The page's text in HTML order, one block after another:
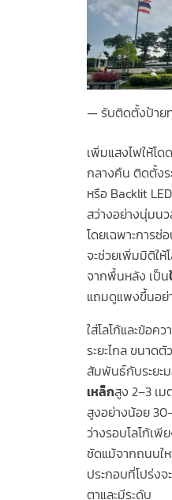
รับติดตั้งป้าย
เพิ่มแสงไฟให้โ
กลางคืน ติดตั้ง
หรือ Backlit
สว่างอย่างนุ่มน
โดยเฉพาะการ
จะช่วยเพิ่มมิติให้
จากพื้นหลัง เป็น
แถมดูแพงขึ้นอย่
ใส่โลโก้และข้อค
ระยะไกล ขนาด
สัมพันธ์กับระยะ
เหล็กสูง 2–3 เ
สูงอย่างน้อย
ว่างรอบโลโก้เพี
ชัดแม้จากถนนใ
ประกอบที่โปร่งจ
ตาและมีระดับ